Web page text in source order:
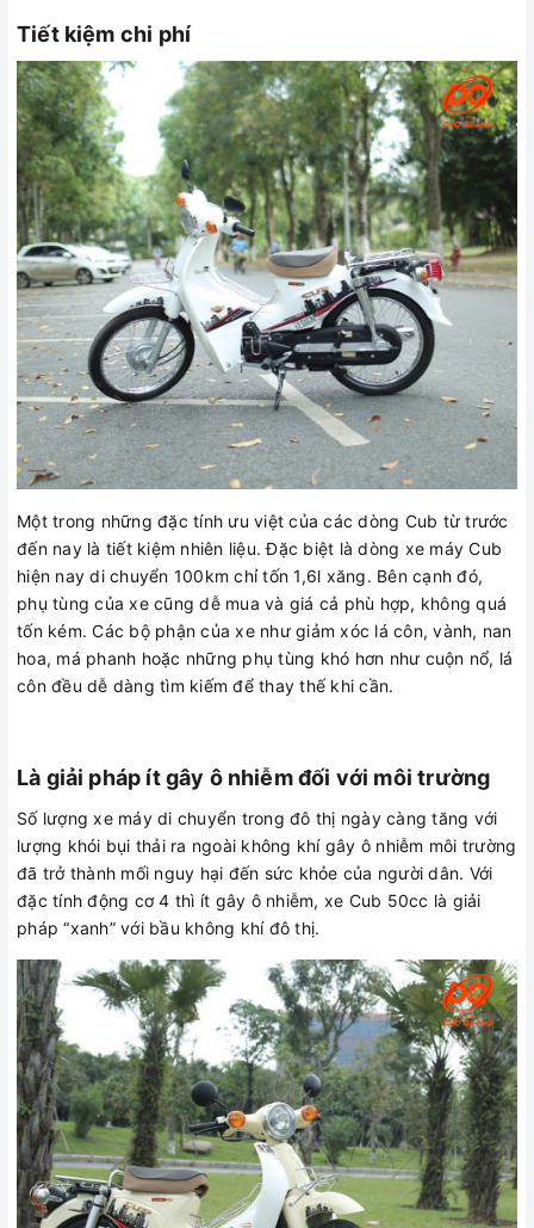
Tiết kiệm chi phí
Một trong những đặc tính ưu việt của các dòng Cub từ trước
đến nay là tiết kiệm nhiên liệu. Đặc biệt là dòng xe máy Cub
hiện nay di chuyển 100km chỉ tốn 1,6l xăng. Bên cạnh đó,
phụ tùng của xe cũng dễ mua và giá cả phù hợp, không quá
tốn kém. Các bộ phận của xe như giảm xóc lá côn, vành, nan
hoa, má phanh hoặc những phụ tùng khó hơn như cuộn nổ, lá
côn đều dễ dàng tìm kiếm để thay thế khi cần.
Là giải pháp ít gây ô nhiễm đối với môi trường
Số lượng xe máy di chuyển trong đô thị ngày càng tăng với
lượng khói bụi thải ra ngoài không khí gây ô nhiễm môi trường
đã trở thành mối nguy hại đến sức khỏe của người dân. Với
đặc tính động cơ 4 thì ít gây ô nhiễm, xe Cub 50cc là giải
pháp “xanh” với bầu không khí đô thị.